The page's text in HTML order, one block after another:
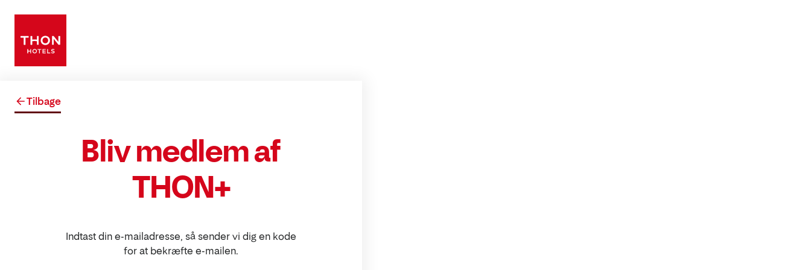
Tilbage
Bliv medlem af
THON+
Indtast din e-mailadresse, så sender vi dig en kode
for at bekræfte e-mailen.